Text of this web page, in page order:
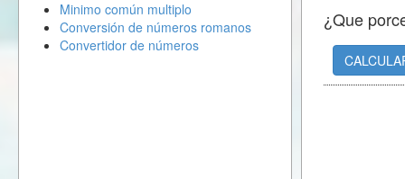
¿Que
Minimo común multiplo
Conversión de números romanos
Convertidor de números